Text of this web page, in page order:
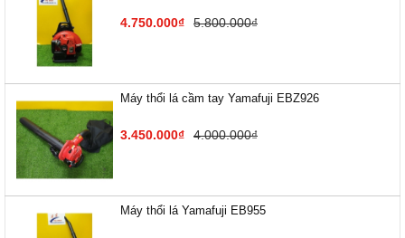
4.750.000₫ 5.800.000₫
Máy thổi lá cầm tay Yamafuji EBZ926
3.450.000₫ 4.000.000₫
Máy thổi lá Yamafuji EB955